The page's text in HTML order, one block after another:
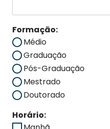
Formação:
Médio
Graduação
Pós-Graduação
Mestrado
Doutorado
Horário: